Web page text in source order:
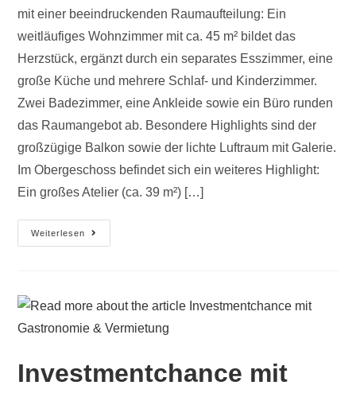
mit einer beeindruckenden Raumaufteilung: Ein
weitläufiges Wohnzimmer mit ca. 45 m² bildet das
Herzstück, ergänzt durch ein separates Esszimmer, eine
große Küche und mehrere Schlaf- und Kinderzimmer.
Zwei Badezimmer, eine Ankleide sowie ein Büro runden
das Raumangebot ab. Besondere Highlights sind der
großzügige Balkon sowie der lichte Luftraum mit Galerie.
Im Obergeschoss befindet sich ein weiteres Highlight:
Ein großes Atelier (ca. 39 m²) […]
Weiterlesen
Investmentchance mit